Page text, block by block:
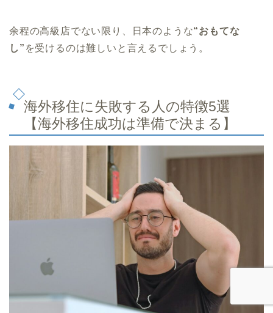
余程の高級店でない限り、日本のような“おもてな
し” を受けるのは難しいと言えるでしょう。
海外移住に失敗する人の特徴5選
【海外移住成功は準備で決まる】